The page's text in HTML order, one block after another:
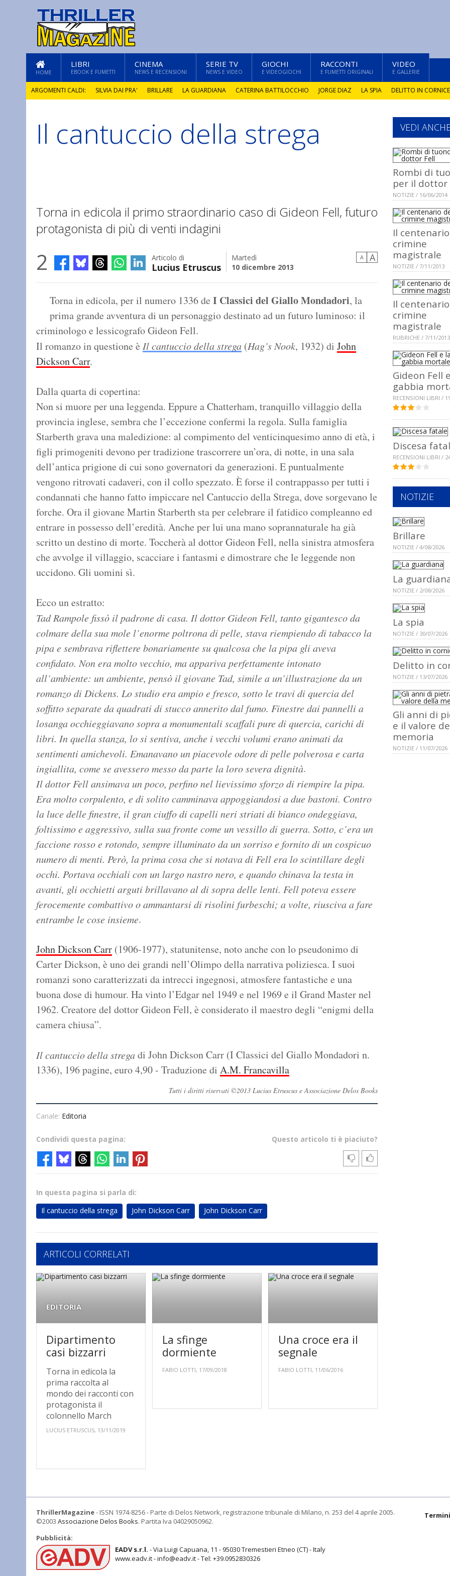
HOME
LIBRI
EBOOK E FUMETTI
CINEMA
NEWS E RECENSIONI
SERIE TV
NEWS E VIDEO
GIOCHI
E VIDEOGIOCHI
RACCONTI
E FUMETTI ORIGINALI
VIDEO
E GALLERIE
ARGOMENTI CALDI: SILVIA DAI PRA' BRILLARE LA GUARDIANA CATERINA BATTILOCCHIO JORGE DIAZ LA SPIA DELITTO IN CORNICE
GLI ANNI DI PIETRA
Il cantuccio della strega
Torna in edicola il primo straordinario caso di Gideon Fell, futuro
protagonista di più di venti indagini
2 Articolo di
Lucius Etruscus
Martedì
10 dicembre 2013
A A
Torna in edicola, per il numero 1336 de I Classici del Giallo Mondadori, la
prima grande avventura di un personaggio destinato ad un futuro luminoso: il
criminologo e lessicografo Gideon Fell.
Il romanzo in questione è Il cantuccio della strega (Hag’s Nook, 1932) di John
Dickson Carr.
Dalla quarta di copertina:
Non si muore per una leggenda. Eppure a Chatterham, tranquillo villaggio della
provincia inglese, sembra che l’eccezione confermi la regola. Sulla famiglia
Starberth grava una maledizione: al compimento del venticinquesimo anno di età, i
figli primogeniti devono per tradizione trascorrere un’ora, di notte, in una sala
dell’antica prigione di cui sono governatori da generazioni. E puntualmente
vengono ritrovati cadaveri, con il collo spezzato. È forse il contrappasso per tutti i
condannati che hanno fatto impiccare nel Cantuccio della Strega, dove sorgevano le
forche. Ora il giovane Martin Starberth sta per celebrare il fatidico compleanno ed
entrare in possesso dell’eredità. Anche per lui una mano soprannaturale ha già
scritto un destino di morte. Toccherà al dottor Gideon Fell, nella sinistra atmosfera
che avvolge il villaggio, scacciare i fantasmi e dimostrare che le leggende non
uccidono. Gli uomini sì.
Ecco un estratto:
Tad Rampole fissò il padrone di casa. Il dottor Gideon Fell, tanto gigantesco da
colmare della sua mole l’enorme poltrona di pelle, stava riempiendo di tabacco la
pipa e sembrava riflettere bonariamente su qualcosa che la pipa gli aveva
confidato. Non era molto vecchio, ma appariva perfettamente intonato
all’ambiente: un ambiente, pensò il giovane Tad, simile a un’illustrazione da un
romanzo di Dickens. Lo studio era ampio e fresco, sotto le travi di quercia del
soffitto separate da quadrati di stucco annerito dal fumo. Finestre dai pannelli a
losanga occhieggiavano sopra a monumentali scaffali pure di quercia, carichi di
libri. In quella stanza, lo si sentiva, anche i vecchi volumi erano animati da
sentimenti amichevoli. Emanavano un piacevole odore di pelle polverosa e carta
ingiallita, come se avessero messo da parte la loro severa dignità.
Il dottor Fell ansimava un poco, perfino nel lievissimo sforzo di riempire la pipa.
Era molto corpulento, e di solito camminava appoggiandosi a due bastoni. Contro
la luce delle finestre, il gran ciuffo di capelli neri striati di bianco ondeggiava,
foltissimo e aggressivo, sulla sua fronte come un vessillo di guerra. Sotto, c’era un
faccione rosso e rotondo, sempre illuminato da un sorriso e fornito di un cospicuo
numero di menti. Però, la prima cosa che si notava di Fell era lo scintillare degli
occhi. Portava occhiali con un largo nastro nero, e quando chinava la testa in
avanti, gli occhietti arguti brillavano al di sopra delle lenti. Fell poteva essere
ferocemente combattivo o ammantarsi di risolini furbeschi; a volte, riusciva a fare
entrambe le cose insieme.
John Dickson Carr (1906-1977), statunitense, noto anche con lo pseudonimo di
Carter Dickson, è uno dei grandi nell’Olimpo della narrativa poliziesca. I suoi
romanzi sono caratterizzati da intrecci ingegnosi, atmosfere fantastiche e una
buona dose di humour. Ha vinto l’Edgar nel 1949 e nel 1969 e il Grand Master nel
1962. Creatore del dottor Gideon Fell, è considerato il maestro degli “enigmi della
camera chiusa”.
Il cantuccio della stregadi John Dickson Carr (I Classici del Giallo Mondadori n.
1336), 196 pagine, euro 4,90 - Traduzione di A.M. Francavilla
Tutti i diritti riservati ©2013 Lucius Etruscus e Associazione Delos Books
Canale: Editoria
Questo articolo ti è piaciuto?
Condividi questa pagina:
In questa pagina si parla di:
Il cantuccio della strega
John Dickson Carr John Dickson Carr
ARTICOLI CORRELATI
EDITORIA
Dipartimento
casi bizzarri
Torna in edicola la
prima raccolta al
mondo dei racconti con
protagonista il
colonnello March
LUCIUS ETRUSCUS, 13/11/2019
La sfinge
dormiente
FABIO LOTTI, 17/09/2018
Una croce era il
segnale
FABIO LOTTI, 11/06/2016
VEDI ANCHE
Rombi di
per il dottor
NOTIZIE / 16/06/2014
Il
crimine
magistrale
NOTIZIE / 7/11/2013
Il
crimine
magistrale
RUBRICHE / 7/11/2013
Gideon Fell
gabbia
RECENSIONI LIBRI /
Discesa
RECENSIONI LIBRI /
NOTIZIE
Brillare
NOTIZIE / 4/08/2026
La
NOTIZIE / 2/08/2026
La spia
NOTIZIE / 30/07/2026
Delitto in
NOTIZIE / 13/07/2026
Gli anni di
e il valore
memoria
NOTIZIE / 11/07/2026
ThrillerMagazine- ISSN 1974-8256 - Parte di Delos Network, registrazione tribunale di Milano, n. 253 del 4 aprile 2005.
©2003 Associazione Delos Books. Partita Iva 04029050962.
Pubblicità:
EADV s.r.l. - Via Luigi Capuana, 11 - 95030 Tremestieri Etneo (CT) - Italy
www.eadv.it - info@eadv.it - Tel: +39.0952830326